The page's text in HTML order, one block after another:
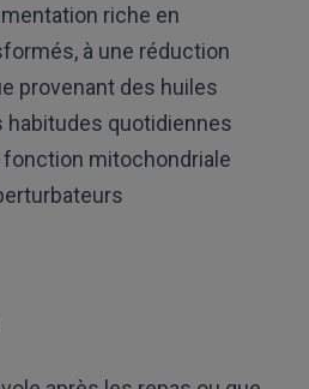
riche en
à une réduction
provenant des huiles
habitudes quotidiennes
mitochondriale